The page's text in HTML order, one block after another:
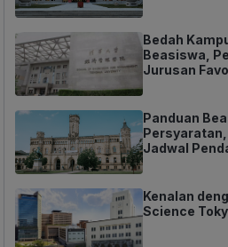
Bedah
Beasiswa,
Jurusan
Panduan
Jadwal
Kenalan
Science